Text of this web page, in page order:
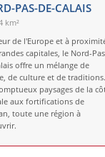
PAS-DE-CALAIS
km²
de l'Europe et à
capitales, le Nord-
offre un mélange de
de culture et de traditions.
paysages de la
aux fortifications de
toute une région à